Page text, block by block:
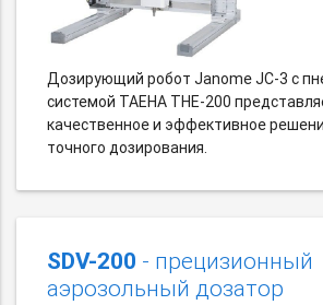
Дозирующий робот Janome JC-3 c
системой TAEHA THE-200
качественное и эффективное
точного дозирования.
SDV-200 - прецизионный
аэрозольный дозатор